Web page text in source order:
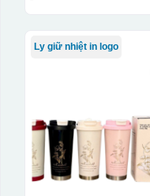
Ly giữ nhiệt in logo